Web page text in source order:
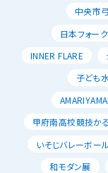
中央市
日本フォー
INNER FLARE
子ども
甲府南高校競技か
いそじバレーボー
和モダン展